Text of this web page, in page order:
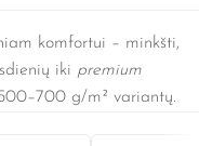
komfortui – minkšti,
iki premium
g/m² variantų.